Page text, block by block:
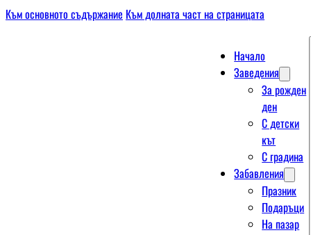
Към основното съдържание Към долната част на страницата
Начало
Заведения
За рожден
ден
С детски
кът
С градина
Забавления
Празник
Подаръци
На пазар